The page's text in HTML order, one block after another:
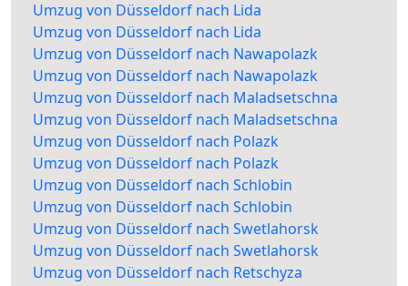
Umzug von Düsseldorf nach Lida
Umzug von Düsseldorf nach Lida
Umzug von Düsseldorf nach Nawapolazk
Umzug von Düsseldorf nach Nawapolazk
Umzug von Düsseldorf nach Maladsetschna
Umzug von Düsseldorf nach Maladsetschna
Umzug von Düsseldorf nach Polazk
Umzug von Düsseldorf nach Polazk
Umzug von Düsseldorf nach Schlobin
Umzug von Düsseldorf nach Schlobin
Umzug von Düsseldorf nach Swetlahorsk
Umzug von Düsseldorf nach Swetlahorsk
Umzug von Düsseldorf nach Retschyza